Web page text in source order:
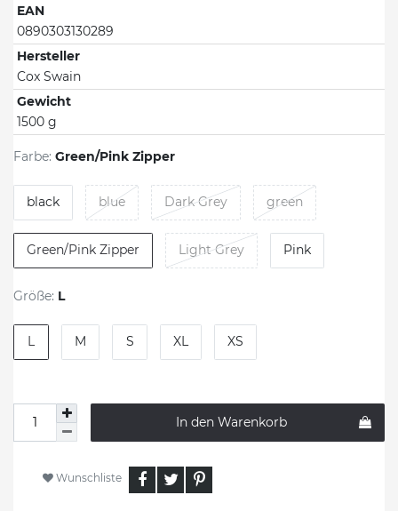
EAN
0890303130289
Hersteller
Cox Swain
Gewicht
1500 g
Farbe: Green/Pink Zipper
black blue Dark Grey green
Green/Pink Zipper Light Grey Pink
Größe: L
L M S XL XS
In den Warenkorb
Wunschliste